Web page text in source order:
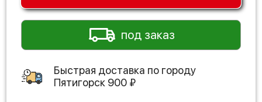
под заказ
Быстрая доставка по городу
Пятигорск 900 ₽